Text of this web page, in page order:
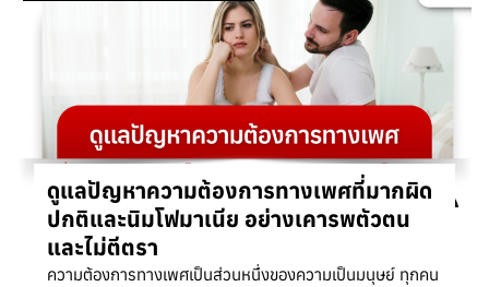
ดูแลปัญหาความต้องการทางเพศที่มากผิด
ปกติและนิมโฟมาเนีย อย่างเคารพตัวตน
และไม่ตีตรา
ความต้องการทางเพศเป็นส่วนหนึ่งของความเป็นมนุษย์ ทุกคน